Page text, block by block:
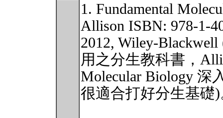
1. Fundamental
Allison ISBN: 978-1-
2012, Wiley-
用之分生教科書，
Molecular Biology 深
很適合打好分生基礎